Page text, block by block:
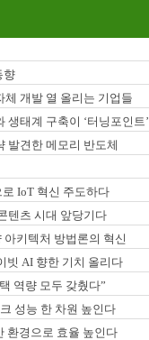
향
개발 열 올리는 기업들
생태계 구축이 ‘터닝포인트’
발견한 메모리 반도체
IoT 혁신 주도하다
텐츠 시대 앞당기다
키텍처 방법론의 혁신
빗 AI 향한 기치 올리다
역량 모두 갖췄다”
성능 한 차원 높인다
환경으로 효율 높인다